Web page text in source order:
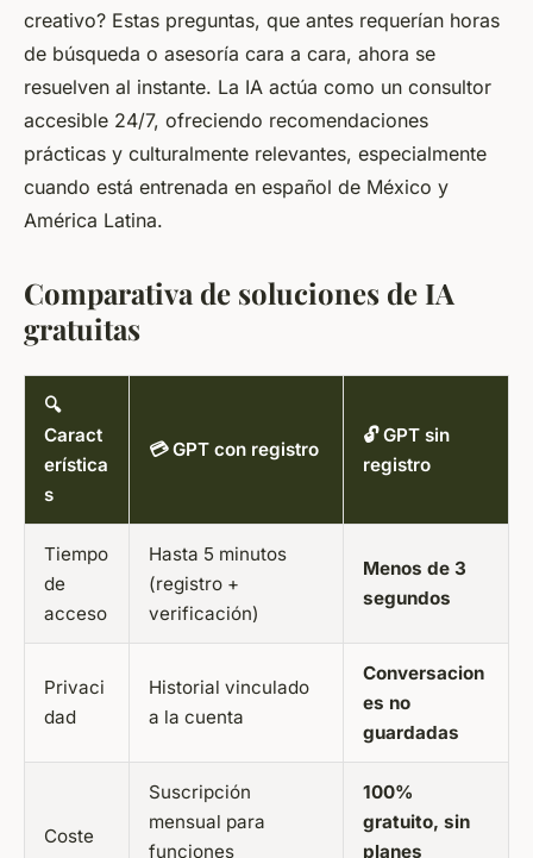
creativo? Estas preguntas, que antes requerían horas
de búsqueda o asesoría cara a cara, ahora se
resuelven al instante. La IA actúa como un consultor
accesible 24/7, ofreciendo recomendaciones
prácticas y culturalmente relevantes, especialmente
cuando está entrenada en español de México y
América Latina.
Comparativa de soluciones de IA
gratuitas
🔍
Caract
erística
s
💳 GPT con registro
🔓 GPT sin
registro
Tiempo
de
acceso
Hasta 5 minutos
(registro +
verificación)
Menos de 3
segundos
Privaci
dad
Historial vinculado
a la cuenta
Conversacion
es no
guardadas
Coste
Suscripción
mensual para
funciones
100%
gratuito, sin
planes